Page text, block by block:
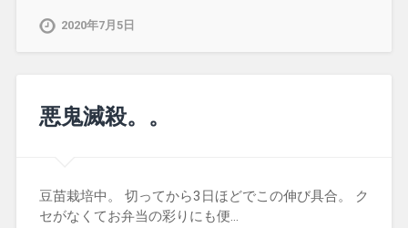
2020年7月5日
悪鬼滅殺。。
豆苗栽培中。 切ってから3日ほどでこの伸び具合。 ク
セがなくてお弁当の彩りにも便…